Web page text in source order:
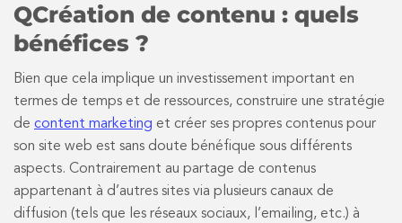
QCréation de contenu : quels
bénéfices ?
Bien que cela implique un investissement important en
termes de temps et de ressources, construire une stratégie
de content marketing et créer ses propres contenus pour
son site web est sans doute bénéfique sous différents
aspects. Contrairement au partage de contenus
appartenant à d’autres sites via plusieurs canaux de
diffusion (tels que les réseaux sociaux, l’emailing, etc.) à